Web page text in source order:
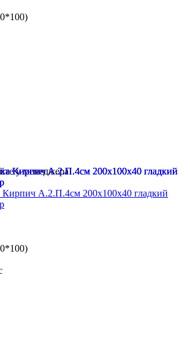
у менеджера
Кирпич А.2.П.4см 200х100х40 гладкий